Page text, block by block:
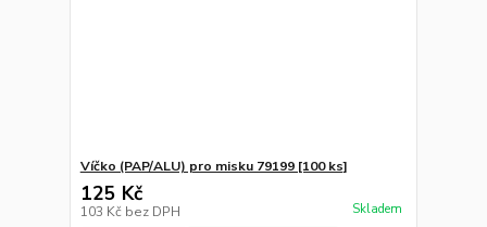
Víčko (PAP/ALU) pro misku 79199 [100 ks]
125 Kč
103 Kč bez DPH Skladem